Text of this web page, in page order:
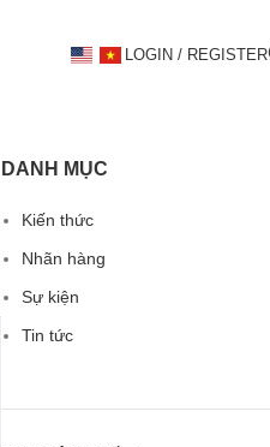
LOGIN / REGISTER
DANH MỤC
Kiến thức
Nhãn hàng
Sự kiện
Tin tức